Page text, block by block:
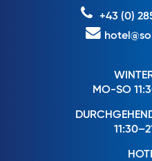
+43 (0)
MO-SO